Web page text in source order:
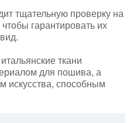
тщательную проверку на
гарантировать их
ткани
для пошива, а
искусства, способным